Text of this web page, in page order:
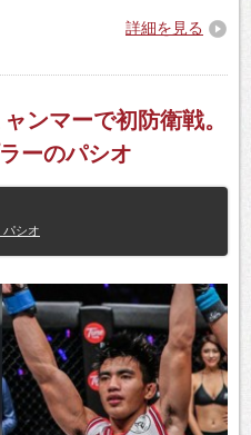
詳細を見る
ンマーで初防衛戦。
ーのパシオ
パシオ